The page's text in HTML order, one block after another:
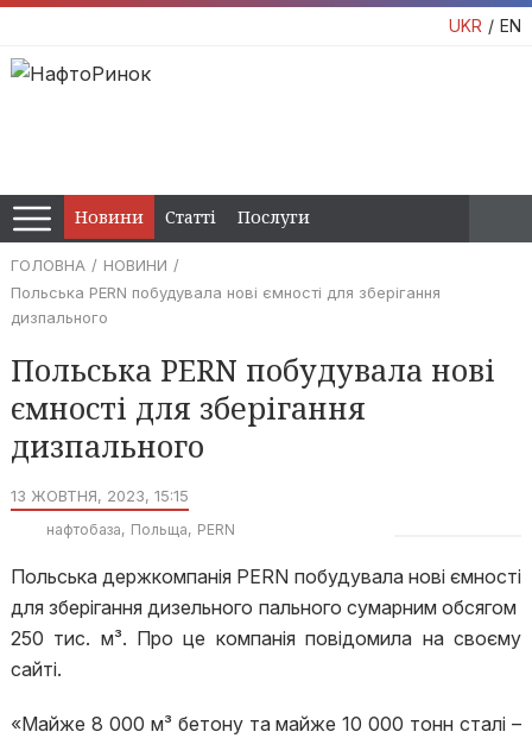
UKR EN
Новини Статті Послуги
ГОЛОВНА
НОВИНИ
Польська PERN побудувала нові ємності для зберігання
дизпального
Польська PERN побудувала нові
ємності для зберігання
дизпального
13 ЖОВТНЯ, 2023, 15:15
нафтобаза Польща PERN
Польська держкомпанія PERN побудувала нові ємності
для зберігання дизельного пального сумарним обсягом
250 тис. м³. Про це компанія повідомила на своєму
сайті.
«Майже 8 000 м³ бетону та майже 10 000 тонн сталі –